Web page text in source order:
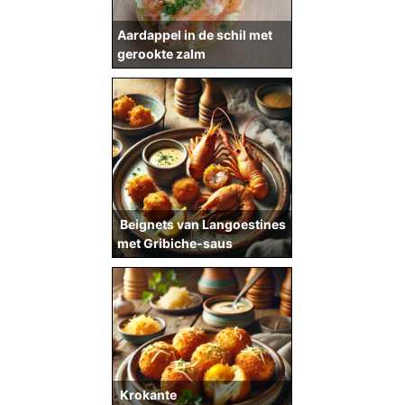
Beignets van Langoestines
met Gribiche-saus
Krokante
Aardappel in de schil met
gerookte zalm